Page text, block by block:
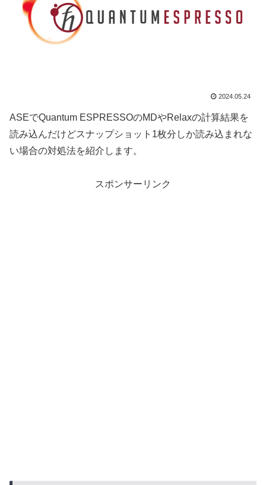
2024.05.24
ASEでQuantum ESPRESSOのMDやRelaxの計算結果を
読み込んだけどスナップショット1枚分しか読み込まれな
い場合の対処法を紹介します。
スポンサーリンク